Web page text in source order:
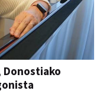
Donostiako